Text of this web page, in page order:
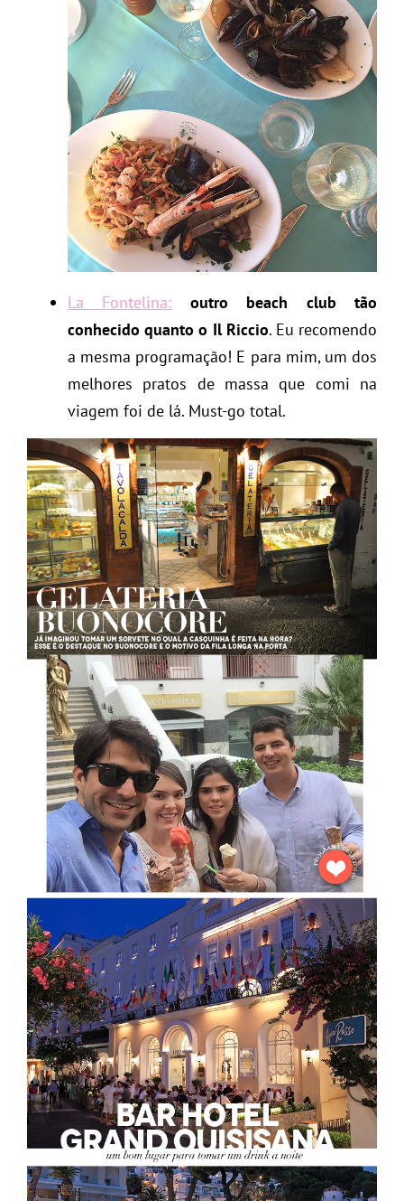
La Fontelina:
outro beach club tão
conhecido quanto o Il Riccio. Eu recomendo
a mesma programação! E para mim, um dos
melhores pratos de massa que comi na
viagem foi de lá. Must-go total.